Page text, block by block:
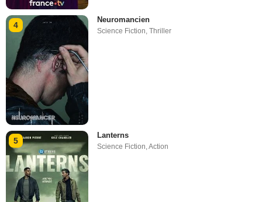
4
Neuromancien
Science Fiction ,Thriller
5
Lanterns
Science Fiction,Action